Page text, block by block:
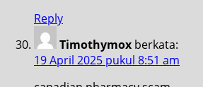
Reply
Timothymox berkata:
19 April 2025 pukul 8:51 am